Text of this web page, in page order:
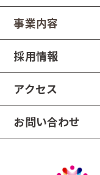
事業内容
採用情報
アクセス
お問い合わせ